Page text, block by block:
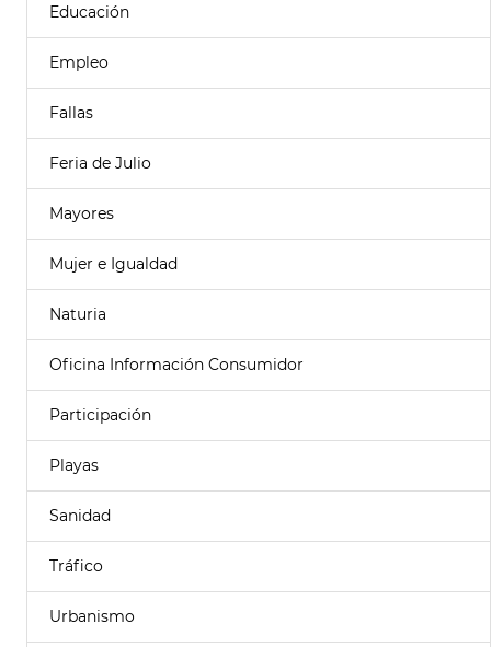
Educación
Empleo
Fallas
Feria de Julio
Mayores
Mujer e Igualdad
Naturia
Oficina Información Consumidor
Participación
Playas
Sanidad
Tráfico
Urbanismo